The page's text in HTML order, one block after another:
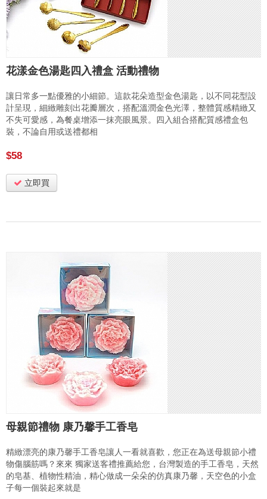
花漾金色湯匙四入禮盒 活動禮物
讓日常多一點優雅的小細節。這款花朵造型金色湯匙，以不同花型設
計呈現，細緻雕刻出花瓣層次，搭配溫潤金色光澤，整體質感精緻又
不失可愛感，為餐桌增添一抹亮眼風景。四入組合搭配質感禮盒包
裝，不論自用或送禮都相
$58
立即買
母親節禮物 康乃馨手工香皂
精緻漂亮的康乃馨手工香皂讓人一看就喜歡，您正在為送母親節小禮
物傷腦筋嗎？來來 獨家送客禮推薦給您，台灣製造的手工香皂，天然
的皂基、植物性精油，精心做成一朵朵的仿真康乃馨，天空色的小盒
子每一個裝起來就是